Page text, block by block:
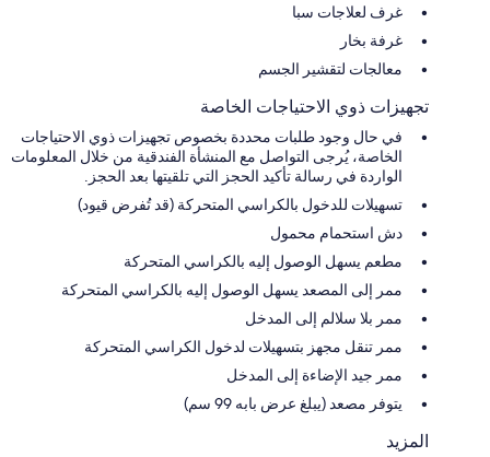
غرف لعلاجات سبا
غرفة بخار
معالجات لتقشير الجسم
تجهيزات ذوي الاحتياجات الخاصة
في حال وجود طلبات محددة بخصوص تجهيزات ذوي الاحتياجات
الخاصة، يُرجى التواصل مع المنشأة الفندقية من خلال المعلومات
الواردة في رسالة تأكيد الحجز التي تلقيتها بعد الحجز.
تسهيلات للدخول بالكراسي المتحركة (قد تُفرض قيود)
دش استحمام محمول
مطعم يسهل الوصول إليه بالكراسي المتحركة
ممر إلى المصعد يسهل الوصول إليه بالكراسي المتحركة
ممر بلا سلالم إلى المدخل
ممر تنقل مجهز بتسهيلات لدخول الكراسي المتحركة
ممر جيد الإضاءة إلى المدخل
يتوفر مصعد (يبلغ عرض بابه 99 سم)
المزيد